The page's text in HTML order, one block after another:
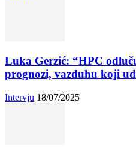
Luka Gerzić: “HPC
prognozi, vazduhu koji
Intervju 18/07/2025